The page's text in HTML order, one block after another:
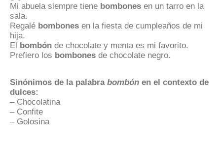
Mi abuela siempre tiene bombones en un tarro en la
sala.
Regalé bombones en la fiesta de cumpleaños de mi
hija.
El bombón de chocolate y menta es mi favorito.
Prefiero los bombones de chocolate negro.
Sinónimos de la palabra bombón en el contexto de
dulces:
– Chocolatina
– Confite
– Golosina